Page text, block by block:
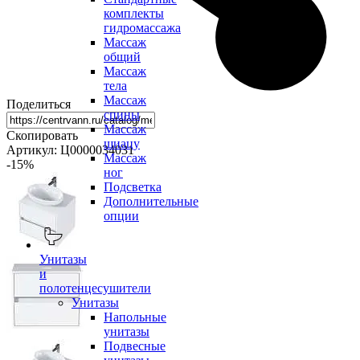
комплекты
гидромассажа
Массаж
общий
Массаж
тела
Массаж
спины
Массаж
шиацу
Массаж
ног
Подсветка
Дополнительные
опции
Унитазы
и
полотенцесушители
Унитазы
Напольные
унитазы
Подвесные
Поделиться
Скопировать
Артикул: Ц0000034031
-15%